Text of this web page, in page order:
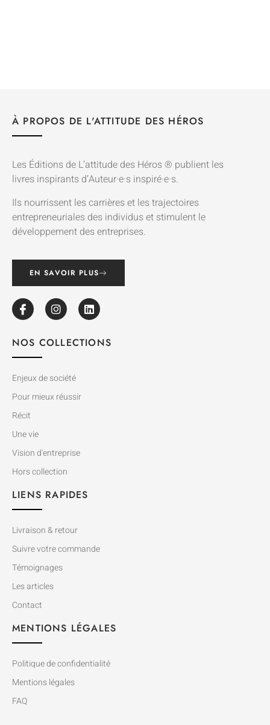
À PROPOS DE L'ATTITUDE DES HÉROS
Les Éditions de L’attitude des Héros ® publient les
livres inspirants d’Auteur·e·s inspiré·e·s.
Ils nourrissent les carrières et les trajectoires
entrepreneuriales des individus et stimulent le
développement des entreprises.
EN SAVOIR PLUS
NOS COLLECTIONS
Enjeux de société
Pour mieux réussir
Récit
Une vie
Vision d'entreprise
Hors collection
LIENS RAPIDES
Livraison & retour
Suivre votre commande
Témoignages
Les articles
Contact
MENTIONS LÉGALES
Politique de confidentialité
Mentions légales
FAQ